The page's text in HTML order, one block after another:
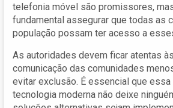
telefonia móvel são promissores,
fundamental assegurar que todas as
população possam ter acesso a
As autoridades devem ficar atentas
comunicação das comunidades
evitar exclusão. É essencial que essa
tecnologia moderna não deixe